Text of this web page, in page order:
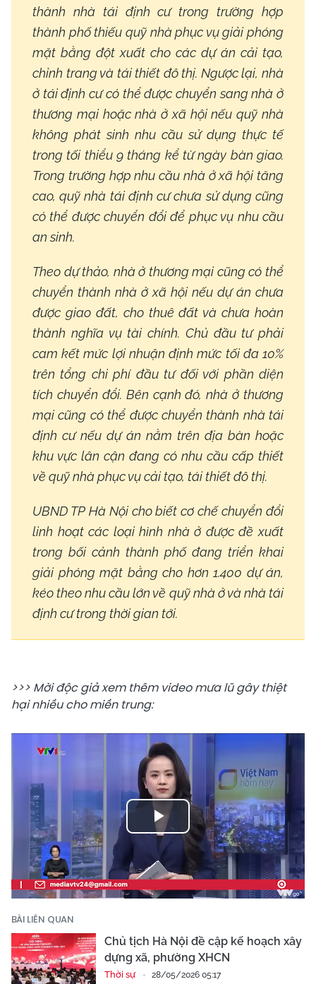
thành nhà tái định cư trong trường hợp
thành phố thiếu quỹ nhà phục vụ giải phóng
mặt bằng đột xuất cho các dự án cải tạo,
chỉnh trang và tái thiết đô thị. Ngược lại, nhà
ở tái định cư có thể được chuyển sang nhà ở
thương mại hoặc nhà ở xã hội nếu quỹ nhà
không phát sinh nhu cầu sử dụng thực tế
trong tối thiểu 9 tháng kể từ ngày bàn giao.
Trong trường hợp nhu cầu nhà ở xã hội tăng
cao, quỹ nhà tái định cư chưa sử dụng cũng
có thể được chuyển đổi để phục vụ nhu cầu
an sinh.
Theo dự thảo, nhà ở thương mại cũng có thể
chuyển thành nhà ở xã hội nếu dự án chưa
được giao đất, cho thuê đất và chưa hoàn
thành nghĩa vụ tài chính. Chủ đầu tư phải
cam kết mức lợi nhuận định mức tối đa 10%
trên tổng chi phí đầu tư đối với phần diện
tích chuyển đổi. Bên cạnh đó, nhà ở thương
mại cũng có thể được chuyển thành nhà tái
định cư nếu dự án nằm trên địa bàn hoặc
khu vực lân cận đang có nhu cầu cấp thiết
về quỹ nhà phục vụ cải tạo, tái thiết đô thị.
UBND TP Hà Nội cho biết cơ chế chuyển đổi
linh hoạt các loại hình nhà ở được đề xuất
trong bối cảnh thành phố đang triển khai
giải phóng mặt bằng cho hơn 1.400 dự án,
kéo theo nhu cầu lớn về quỹ nhà ở và nhà tái
định cư trong thời gian tới.
>>> Mời độc giả xem thêm video mưa lũ gây thiệt
hại nhiều cho miền trung:
Play
Video
BÀI LIÊN QUAN
Chủ tịch Hà Nội đề cập kế hoạch xây
dựng xã, phường XHCN
Thời sự 28/05/2026 05:17